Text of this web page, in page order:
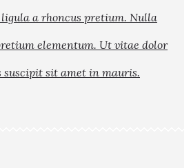
a rhoncus pretium. Nulla
elementum. Ut vitae dolor
suscipit sit amet in mauris.